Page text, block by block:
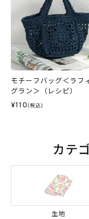
モチーフバッグ＜ラフ
グラン＞（レシピ）
¥110 (税込)
カテ
生地